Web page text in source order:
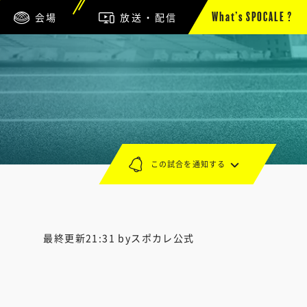
会場 放送・配信 What’s SPOCALE ?
最終更新21:31 byスポカレ公式
この試合を通知する